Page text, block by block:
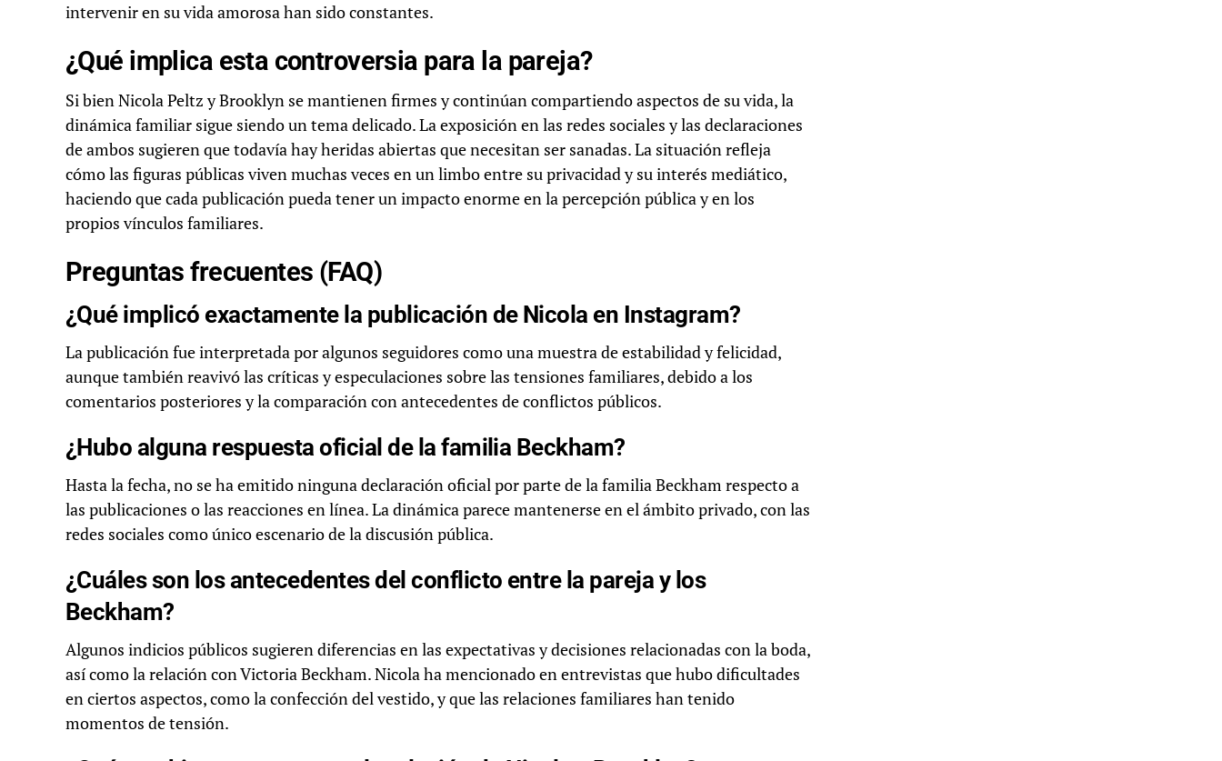
intervenir en su vida amorosa han sido constantes.
¿Qué implica esta controversia para la pareja?
Si bien Nicola Peltz y Brooklyn se mantienen firmes y continúan compartiendo aspectos de su vida, la
dinámica familiar sigue siendo un tema delicado. La exposición en las redes sociales y las declaraciones
de ambos sugieren que todavía hay heridas abiertas que necesitan ser sanadas. La situación refleja
cómo las figuras públicas viven muchas veces en un limbo entre su privacidad y su interés mediático,
haciendo que cada publicación pueda tener un impacto enorme en la percepción pública y en los
propios vínculos familiares.
Preguntas frecuentes (FAQ)
¿Qué implicó exactamente la publicación de Nicola en Instagram?
La publicación fue interpretada por algunos seguidores como una muestra de estabilidad y felicidad,
aunque también reavivó las críticas y especulaciones sobre las tensiones familiares, debido a los
comentarios posteriores y la comparación con antecedentes de conflictos públicos.
¿Hubo alguna respuesta oficial de la familia Beckham?
Hasta la fecha, no se ha emitido ninguna declaración oficial por parte de la familia Beckham respecto a
las publicaciones o las reacciones en línea. La dinámica parece mantenerse en el ámbito privado, con las
redes sociales como único escenario de la discusión pública.
¿Cuáles son los antecedentes del conflicto entre la pareja y los
Beckham?
Algunos indicios públicos sugieren diferencias en las expectativas y decisiones relacionadas con la boda,
así como la relación con Victoria Beckham. Nicola ha mencionado en entrevistas que hubo dificultades
en ciertos aspectos, como la confección del vestido, y que las relaciones familiares han tenido
momentos de tensión.